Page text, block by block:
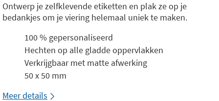
Ontwerp je zelfklevende etiketten en plak ze op je
bedankjes om je viering helemaal uniek te maken.
100 % gepersonaliseerd
Hechten op alle gladde oppervlakken
Verkrijgbaar met matte afwerking
50 x 50 mm
Meer details